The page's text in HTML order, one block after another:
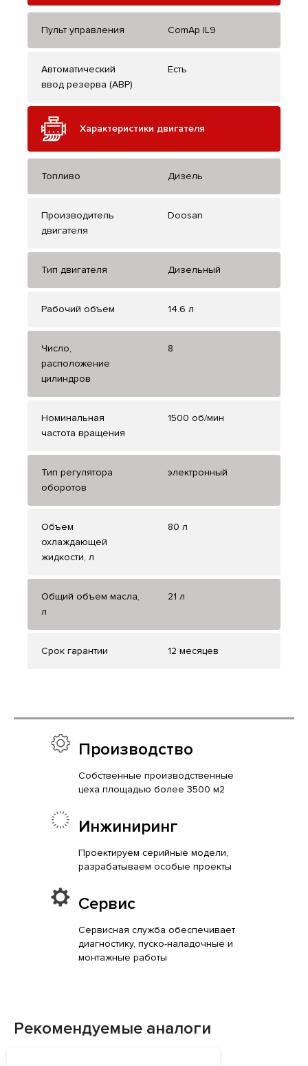
Пульт управления ComAp IL9
Автоматический
ввод резерва (АВР)
Есть
Характеристики двигателя
Топливо Дизель
Производитель
двигателя
Doosan
Тип двигателя Дизельный
Рабочий объем 14.6 л
Число,
расположение
цилиндров
8
Номинальная
частота вращения
1500 об/мин
Тип регулятора
оборотов
электронный
Объем
охлаждающей
жидкости, л
80 л
Общий объем масла,
л
21 л
Срок гарантии 12 месяцев
Производство
Собственные производственные
цеха площадью более 3500 м2
Инжиниринг
Проектируем серийные модели,
разрабатываем особые проекты
Сервис
Сервисная служба обеспечивает
диагностику, пуско-наладочные и
монтажные работы
Рекомендуемые аналоги